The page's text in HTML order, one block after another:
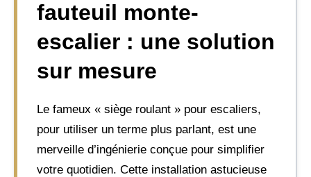
fauteuil monte-
escalier : une solution
sur mesure
Le fameux « siège roulant » pour escaliers,
pour utiliser un terme plus parlant, est une
merveille d’ingénierie conçue pour simplifier
votre quotidien. Cette installation astucieuse